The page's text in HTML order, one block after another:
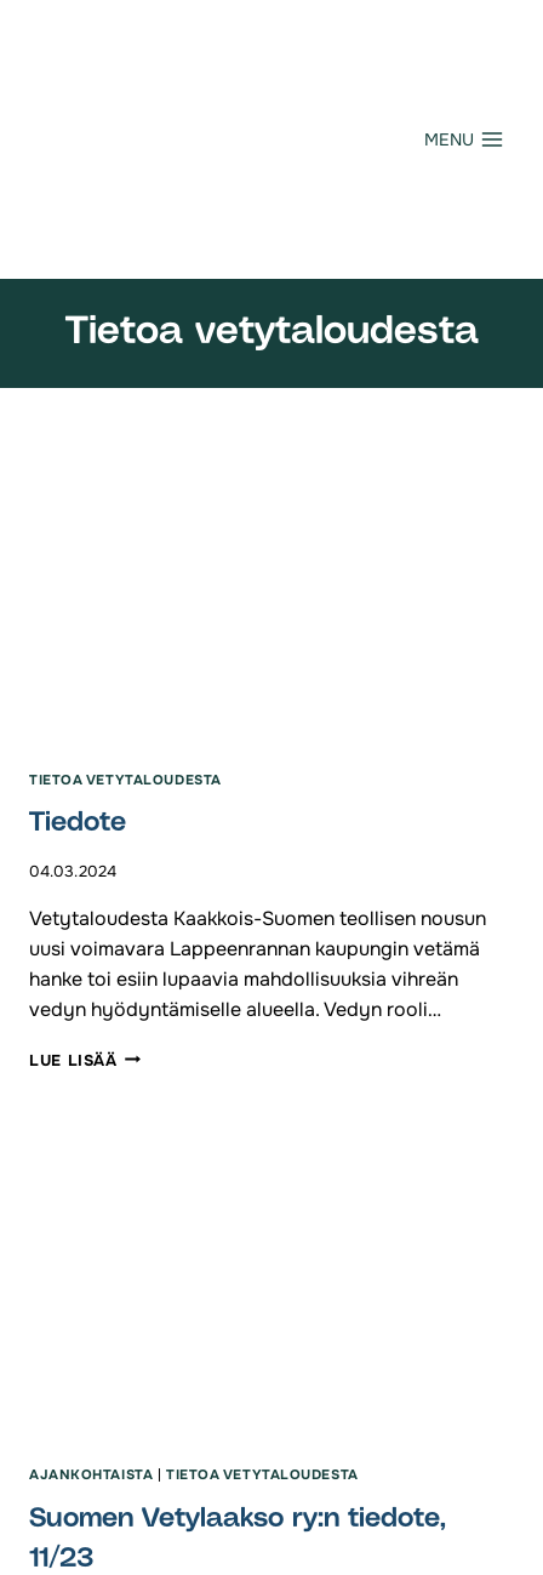
MENU
Tietoa vetytaloudesta
TIETOA VETYTALOUDESTA
Tiedote
04.03.2024
Vetytaloudesta Kaakkois-Suomen teollisen nousun
uusi voimavara Lappeenrannan kaupungin vetämä
hanke toi esiin lupaavia mahdollisuuksia vihreän
vedyn hyödyntämiselle alueella. Vedyn rooli…
LUE LISÄÄ TIEDOTE
AJANKOHTAISTA TIETOA VETYTALOUDESTA
Suomen Vetylaakso ry:n tiedote,
11/23